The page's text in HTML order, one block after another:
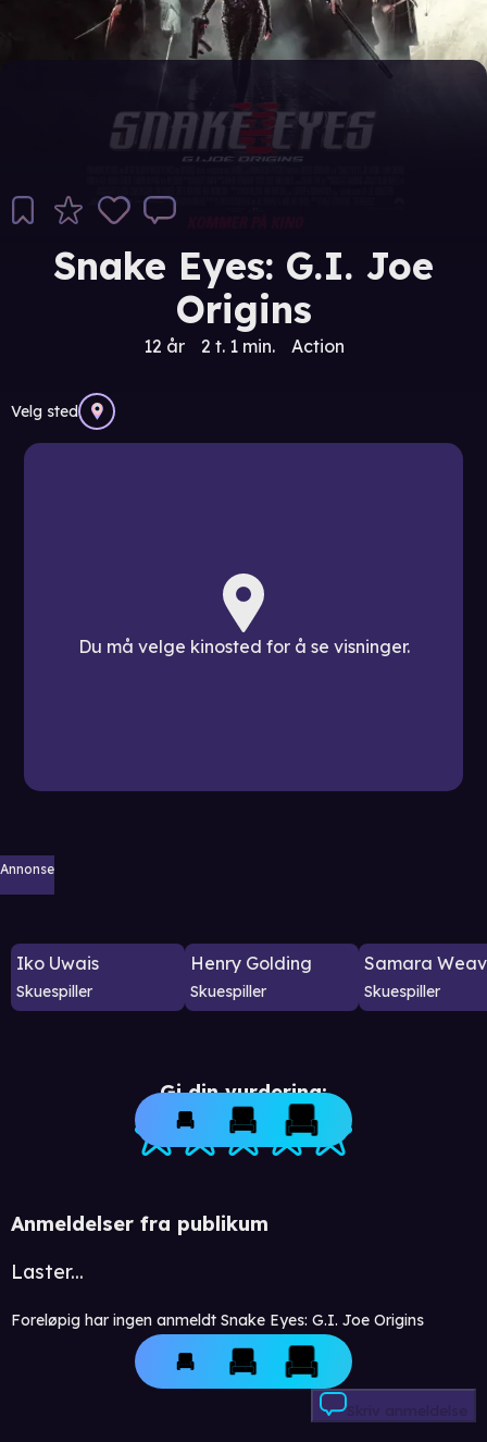
Snake Eyes: G.I. Joe
Origins
12 år 2 t. 1 min. Action
Velg sted
Du må velge kinosted for å se visninger.
Annonse
Iko Uwais
Skuespiller
Henry Golding
Skuespiller
Samara
Skuespiller
Gi din vurdering:
Anmeldelser fra publikum
Laster...
Foreløpig har ingen anmeldt Snake Eyes: G.I. Joe Origins
Skriv anmeldelse